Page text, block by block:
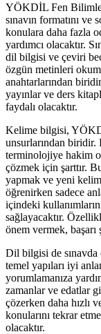
YÖKDİL Fen
sınavın formatını
konulara daha fazla
yardımcı olacaktır.
dil bilgisi ve çeviri
özgün metinleri
anahtarlarından
yayınlar ve ders
faydalı olacaktır.
Kelime bilgisi,
unsurlarından biridir.
terminolojiye hakim
çözmek için şarttır.
yapmak ve yeni
öğrenirken sadece
içindeki
sağlayacaktır.
önem vermek, başarı
Dil bilgisi de
temel yapıları iyi
yorumlamanıza
zamanlar ve edatlar
çözerken daha hızlı
konularını tekrar
olacaktır.